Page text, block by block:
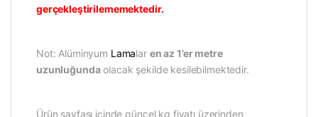
gerçekleştirilememektedir.
Not: Alüminyum Lamalar en az 1’er metre
uzunluğundaolacak şekilde kesilebilmektedir.
Ürün sayfası içinde güncel kg fiyatı üzerinden